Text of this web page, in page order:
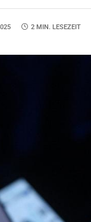
2 MIN. LESEZEIT